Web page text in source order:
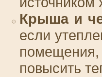
Крыша и
если
помещения,
повысить